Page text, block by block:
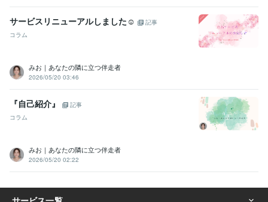
サービスリニューアルしました☺
記事
コラム
みお｜あなたの隣に立つ伴走者
2026/05/20 03:46
『自己紹介』
記事
コラム
みお｜あなたの隣に立つ伴走者
2026/05/20 02:22